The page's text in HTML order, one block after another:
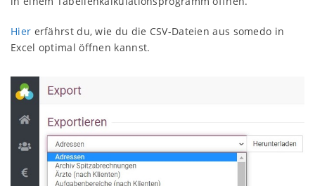
Hier erfährst du, wie du die CSV-Dateien aus somedo in
Excel optimal öffnen kannst.